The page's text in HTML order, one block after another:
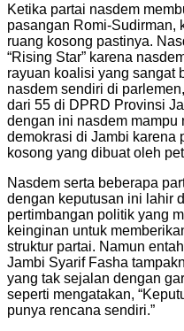
Ketika partai nasdem
pasangan Romi-Sudirman,
ruang kosong pastinya.
“Rising Star” karena
rayuan koalisi yang sangat
nasdem sendiri di
dari 55 di DPRD Provinsi
dengan ini nasdem
demokrasi di Jambi karena
kosong yang dibuat oleh
Nasdem serta beberapa
dengan keputusan ini lahir
pertimbangan politik yang
keinginan untuk
struktur partai. Namun
Jambi Syarif Fasha
yang tak sejalan dengan
seperti mengatakan,
punya rencana sendiri.”